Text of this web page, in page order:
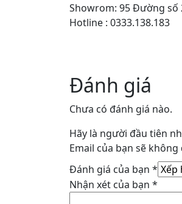
Showrom: 95 Đường số
Hotline : 0333.138.183
Đánh giá
Chưa có đánh giá nào.
Hãy là người đầu tiên
Email của bạn sẽ
Đánh giá của bạn *
Nhận xét của bạn *